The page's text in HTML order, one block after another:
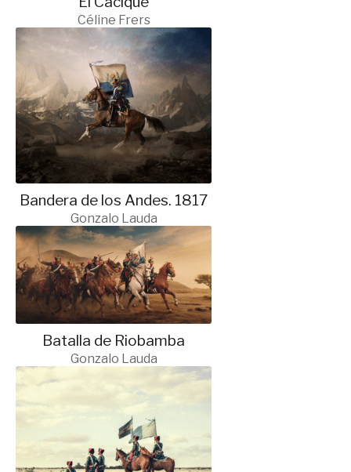
Céline Frers
Bandera de los Andes. 1817
Gonzalo Lauda
Batalla de Riobamba
Gonzalo Lauda